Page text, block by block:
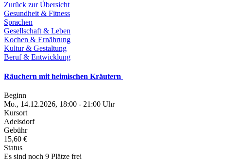
Zurück zur Übersicht
Gesundheit & Fitness
Sprachen
Gesellschaft & Leben
Kochen & Ernährung
Kultur & Gestaltung
Beruf & Entwicklung
Räuchern mit heimischen Kräutern
Beginn
Mo., 14.12.2026, 18:00 - 21:00 Uhr
Kursort
Adelsdorf
Gebühr
15,60 €
Status
Es sind noch 9 Plätze frei